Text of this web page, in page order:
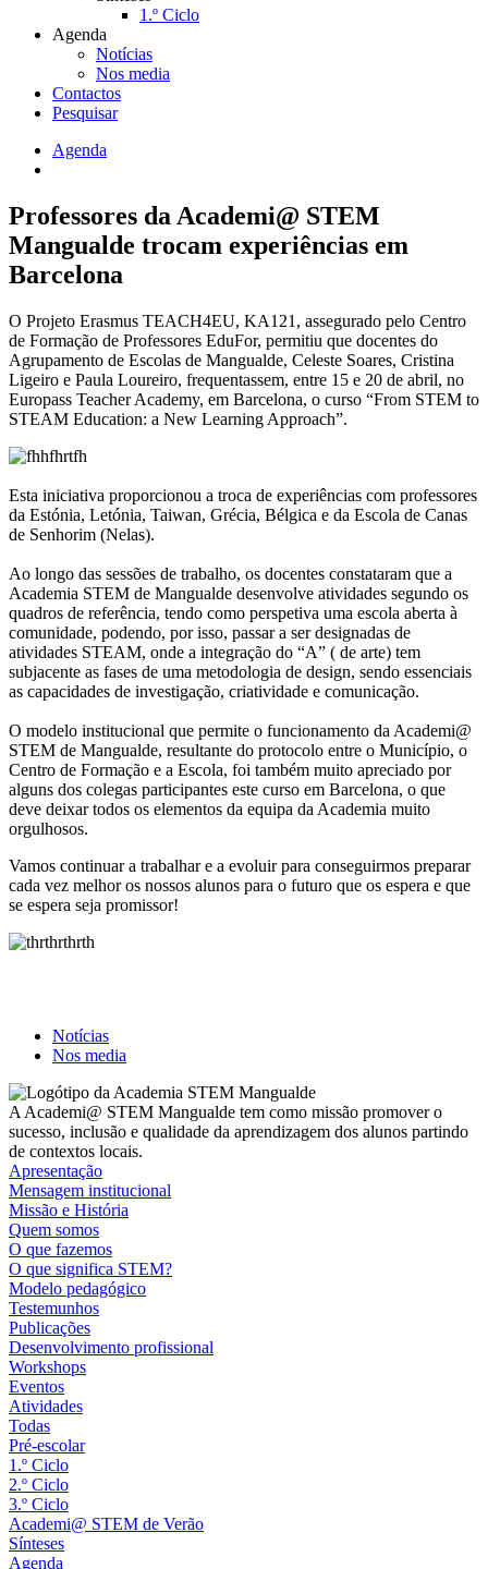
1.º Ciclo
Agenda
Notícias
Nos media
Contactos
Pesquisar
Navegação
estrutural
Agenda
Professores da Academi@ STEM
Mangualde trocam experiências em
Barcelona
O Projeto Erasmus TEACH4EU, KA121, assegurado pelo Centro
de Formação de Professores EduFor, permitiu que docentes do
Agrupamento de Escolas de Mangualde, Celeste Soares, Cristina
Ligeiro e Paula Loureiro, frequentassem, entre 15 e 20 de abril, no
Europass Teacher Academy, em Barcelona, o curso “From STEM to
STEAM Education: a New Learning Approach”.
Esta iniciativa proporcionou a troca de experiências com professores
da Estónia, Letónia, Taiwan, Grécia, Bélgica e da Escola de Canas
de Senhorim (Nelas).
Ao longo das sessões de trabalho, os docentes constataram que a
Academia STEM de Mangualde desenvolve atividades segundo os
quadros de referência, tendo como perspetiva uma escola aberta à
comunidade, podendo, por isso, passar a ser designadas de
atividades STEAM, onde a integração do “A” ( de arte) tem
subjacente as fases de uma metodologia de design, sendo essenciais
as capacidades de investigação, criatividade e comunicação.
O modelo institucional que permite o funcionamento da Academi@
STEM de Mangualde, resultante do protocolo entre o Município, o
Centro de Formação e a Escola, foi também muito apreciado por
alguns dos colegas participantes este curso em Barcelona, o que
deve deixar todos os elementos da equipa da Academia muito
orgulhosos.
Vamos continuar a trabalhar e a evoluir para conseguirmos preparar
cada vez melhor os nossos alunos para o futuro que os espera e que
se espera seja promissor!
Notícias
Nos media
A Academi@ STEM Mangualde tem como missão promover o
sucesso, inclusão e qualidade da aprendizagem dos alunos partindo
de contextos locais.
Apresentação
Mensagem institucional
Missão e História
Quem somos
O que fazemos
O que significa STEM?
Modelo pedagógico
Testemunhos
Publicações
Desenvolvimento profissional
Workshops
Eventos
Atividades
Todas
Pré-escolar
1.º Ciclo
2.º Ciclo
3.º Ciclo
Academi@ STEM de Verão
Sínteses
Agenda